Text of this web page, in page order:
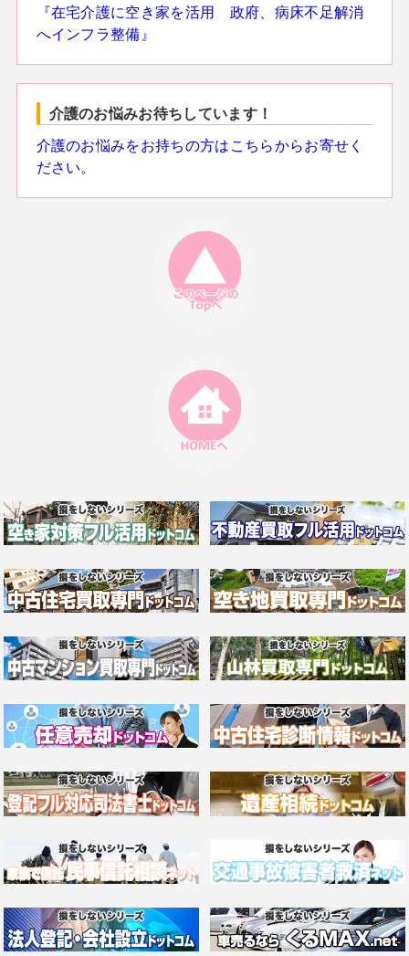
『在宅介護に空き家を活用 政府、病床不足解消
へインフラ整備』
介護のお悩みお待ちしています！
介護のお悩みをお持ちの方はこちらからお寄せく
ださい。